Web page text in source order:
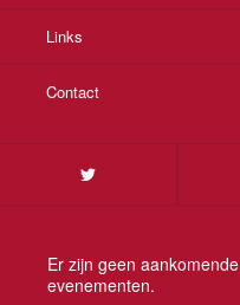
Links
Contact
Er zijn geen aankomende
evenementen.